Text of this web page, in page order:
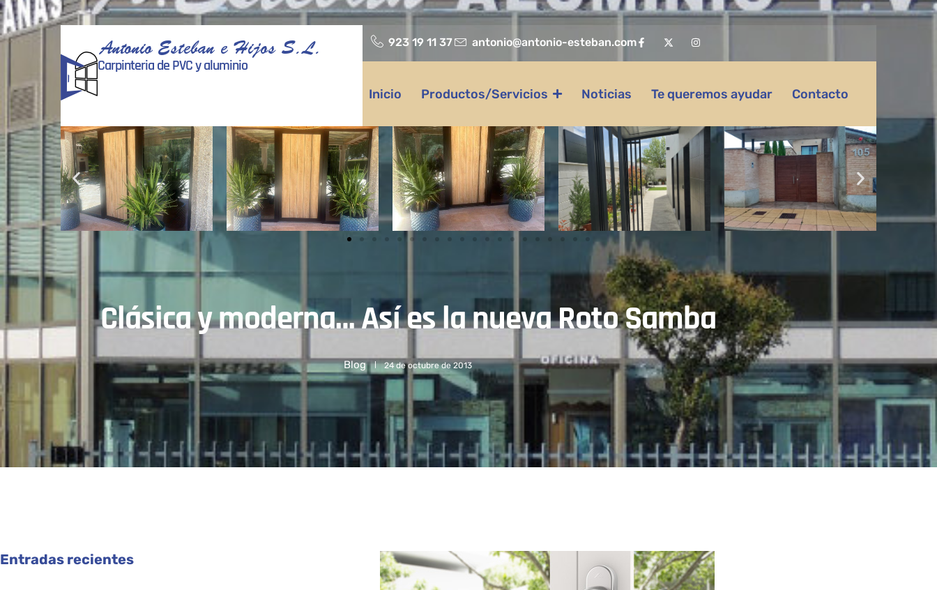
Antonio Esteban e Hijos S.L.
Carpinteria de PVC y aluminio
923 19 11 37 antonio@antonio-esteban.com
Inicio Productos/Servicios Noticias Te queremos ayudar Contacto
Clásica y moderna… Así es la nueva Roto Samba
Blog 24 de octubre de 2013
Entradas recientes